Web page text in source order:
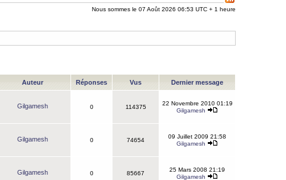
Nous sommes le 07 Août 2026 06:53 UTC + 1 heure
Auteur Réponses Vus Dernier message
Gilgamesh 0 114375
22 Novembre 2010 01:19
Gilgamesh
Gilgamesh 0 74654
09 Juillet 2009 21:58
Gilgamesh
Gilgamesh 0 85667
25 Mars 2008 21:19
Gilgamesh